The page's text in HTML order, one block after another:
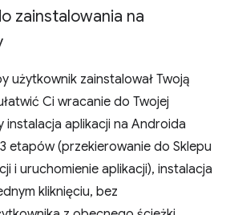
zainstalowania na
użytkownik zainstalował Twoją
Ci wracanie do Twojej
instalacja aplikacji na Androida
etapów (przekierowanie do Sklepu
i uruchomienie aplikacji), instalacja
kliknięciu, bez